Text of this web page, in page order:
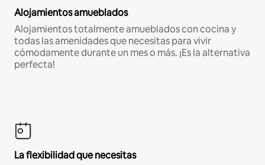
Alojamientos amueblados
Alojamientos totalmente amueblados con cocina y
todas las amenidades que necesitas para vivir
cómodamente durante un mes o más. ¡Es la alternativa
perfecta!
La flexibilidad que necesitas